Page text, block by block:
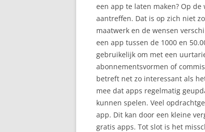
een app te laten maken? Op
aantreffen. Dat is op zich niet
maatwerk en de wensen
een app tussen de 1000 en
gebruikelijk om met een
abonnementsvormen of
betreft net zo interessant als
mee dat apps regelmatig
kunnen spelen. Veel
app. Dit kan door een kleine
gratis apps. Tot slot is het